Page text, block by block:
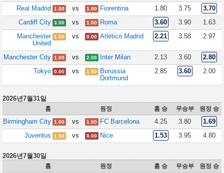
Real Madrid
1.00 vs 1.00 Fiorentina 1.80 3.75
3.70
Cardiff City 3.00 vs 1.00 Roma 3.60 3.90
1.63
Manchester
United
1.50 vs 0.00 Atlético Madrid 2.21 3.58 2.97
Manchester City 1.00 vs 2.00 Inter Milan 2.13 3.60
2.80
Tokyo 0.00 vs 1.50
Borussia
Dortmund
2.85 3.60 2.00
2026년7월31일
홈 원정 홈 승 무승부 원정 승
Birmingham City 1.00 vs 1.00 FC Barcelona 4.25 3.80
1.69
Juventus
1.50 vs 0.00 Nice 1.53 3.95 4.80
2026년7월30일
홈 원정 홈 승 무승부 원정 승